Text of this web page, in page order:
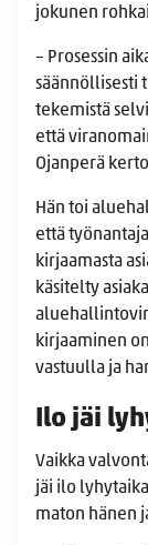
jokunen
– Prosessin
säännöllisesti
tekemistä
että
Ojanperä
Hän toi
että
kirjaamasta
käsitelty
kirjaaminen
vastuulla ja
Ilo jäi
Vaikka
jäi ilo
maton hänen